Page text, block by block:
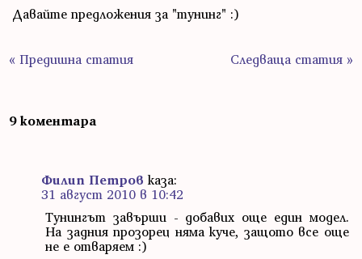
Давайте предложения за "тунинг" :)
« Предишна статия Следваща статия »
9 коментара
Филип Петров каза:
31 август 2010 в 10:42
Тунингът завърши - добавих още един модел.
На задния прозорец няма куче, защото все още
не е отваряем :)